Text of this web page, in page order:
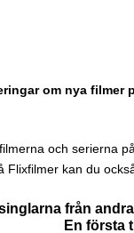
om nya filmer
och serierna
Flixfilmer kan du
från
En första